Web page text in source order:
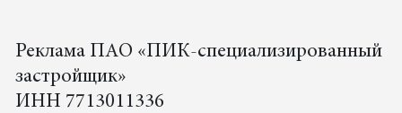
Реклама ПАО «ПИК-специализированный
застройщик»
ИНН 7713011336